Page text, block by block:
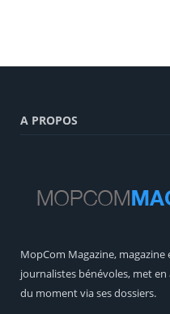
A PROPOS
MopCom Magazine,
journalistes bénévoles, met
du moment via ses dossiers.